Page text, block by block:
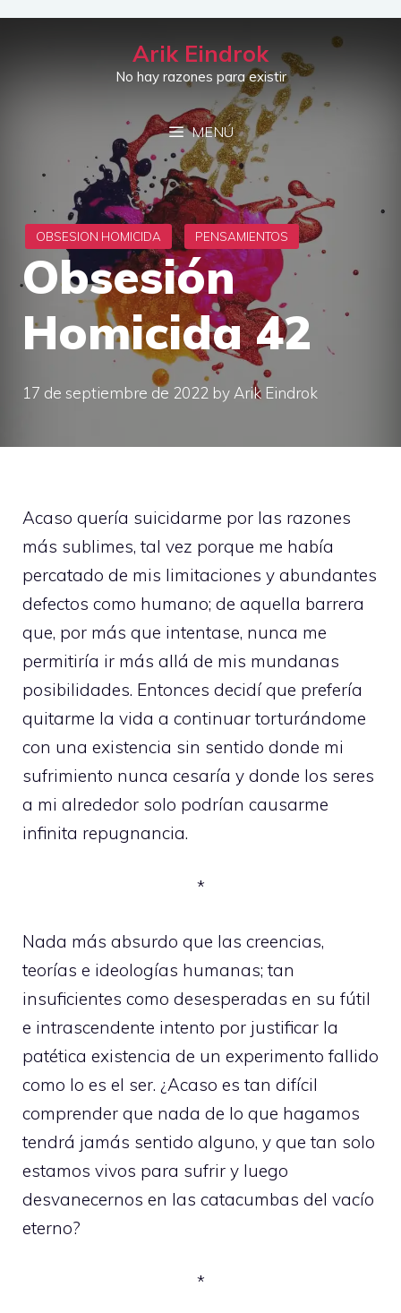
Saltar
Arik Eindrok
No hay razones para existir
MENÚ
Obsesión
Homicida 42
17 de septiembre de 2022 by Arik Eindrok
Acaso quería suicidarme por las razones
más sublimes, tal vez porque me había
percatado de mis limitaciones y abundantes
defectos como humano; de aquella barrera
que, por más que intentase, nunca me
permitiría ir más allá de mis mundanas
posibilidades. Entonces decidí que prefería
quitarme la vida a continuar torturándome
con una existencia sin sentido donde mi
sufrimiento nunca cesaría y donde los seres
a mi alrededor solo podrían causarme
infinita repugnancia.
*
Nada más absurdo que las creencias,
teorías e ideologías humanas; tan
insuficientes como desesperadas en su fútil
e intrascendente intento por justificar la
patética existencia de un experimento fallido
como lo es el ser. ¿Acaso es tan difícil
comprender que nada de lo que hagamos
tendrá jamás sentido alguno, y que tan solo
estamos vivos para sufrir y luego
desvanecernos en las catacumbas del vacío
eterno?
*